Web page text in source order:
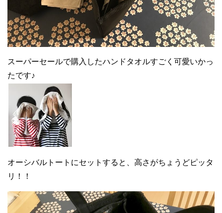
スーパーセールで購入したハンドタオルすごく可愛いかっ
たです♪
オーシバルトートにセットすると、高さがちょうどピッタ
リ！！